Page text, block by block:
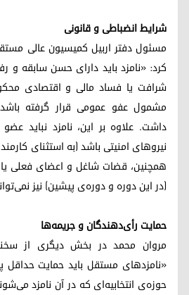
شرایط انضباطی و قانونی
مسئول دفتر اربیل کمیسیون عالی
کرد: «نامزد باید دارای حسن سابقه و
شرافت یا فساد مالی و اقتصادی
مشمول عفو عمومی قرار گرفته
داشت. علاوه بر این، نامزد نباید
نیروهای امنیتی باشد (به استثنای
همچنین، قضات شاغل و اعضای فعلی یا
(در این دوره و دوره‌ی پیشین) نیز
حمایت رأی‌دهندگان و جریمه‌ها
مروان محمد در بخش دیگری از
«نامزدهای مستقل باید حمایت حداقل
حوزه‌ی انتخابیه‌ای که در آن نامزد